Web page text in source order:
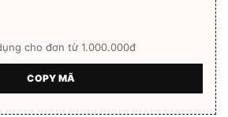
cho đơn từ 1.000.000đ
COPY MÃ